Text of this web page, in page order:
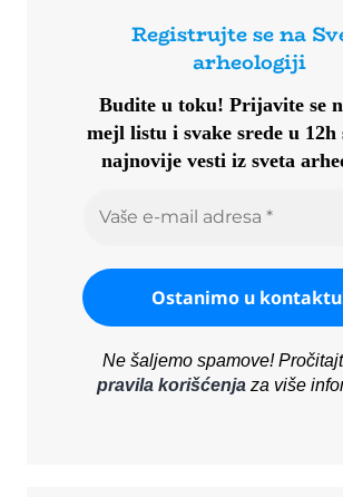
Registrujte se na
arheologiji
Budite u toku!Prijavite se
mejl listu i svake srede u 12h
najnovije vesti iz sveta
Ne šaljemo spamove!
pravila korišćenjaza više